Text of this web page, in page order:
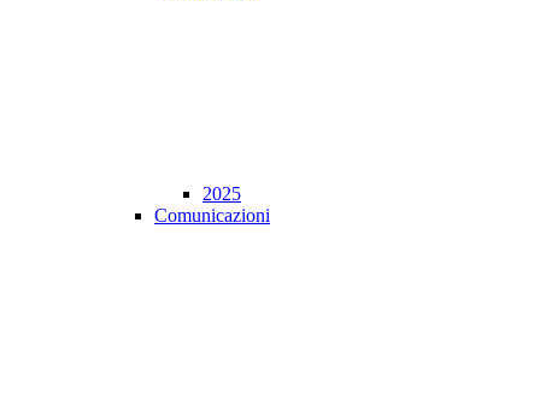
2025
Comunicazioni